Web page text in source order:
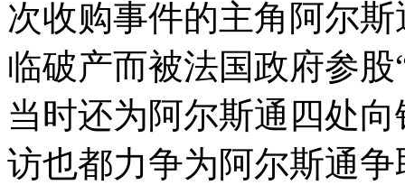
次收购事件的主角阿尔
临破产而被法国政府参
当时还为阿尔斯通四处
访也都力争为阿尔斯通